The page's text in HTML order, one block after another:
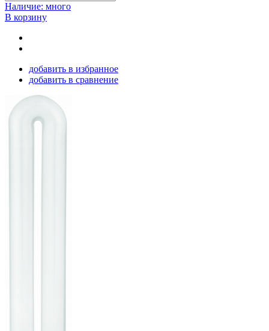
Наличие: много
В корзину
добавить в избранное
добавить в сравнение